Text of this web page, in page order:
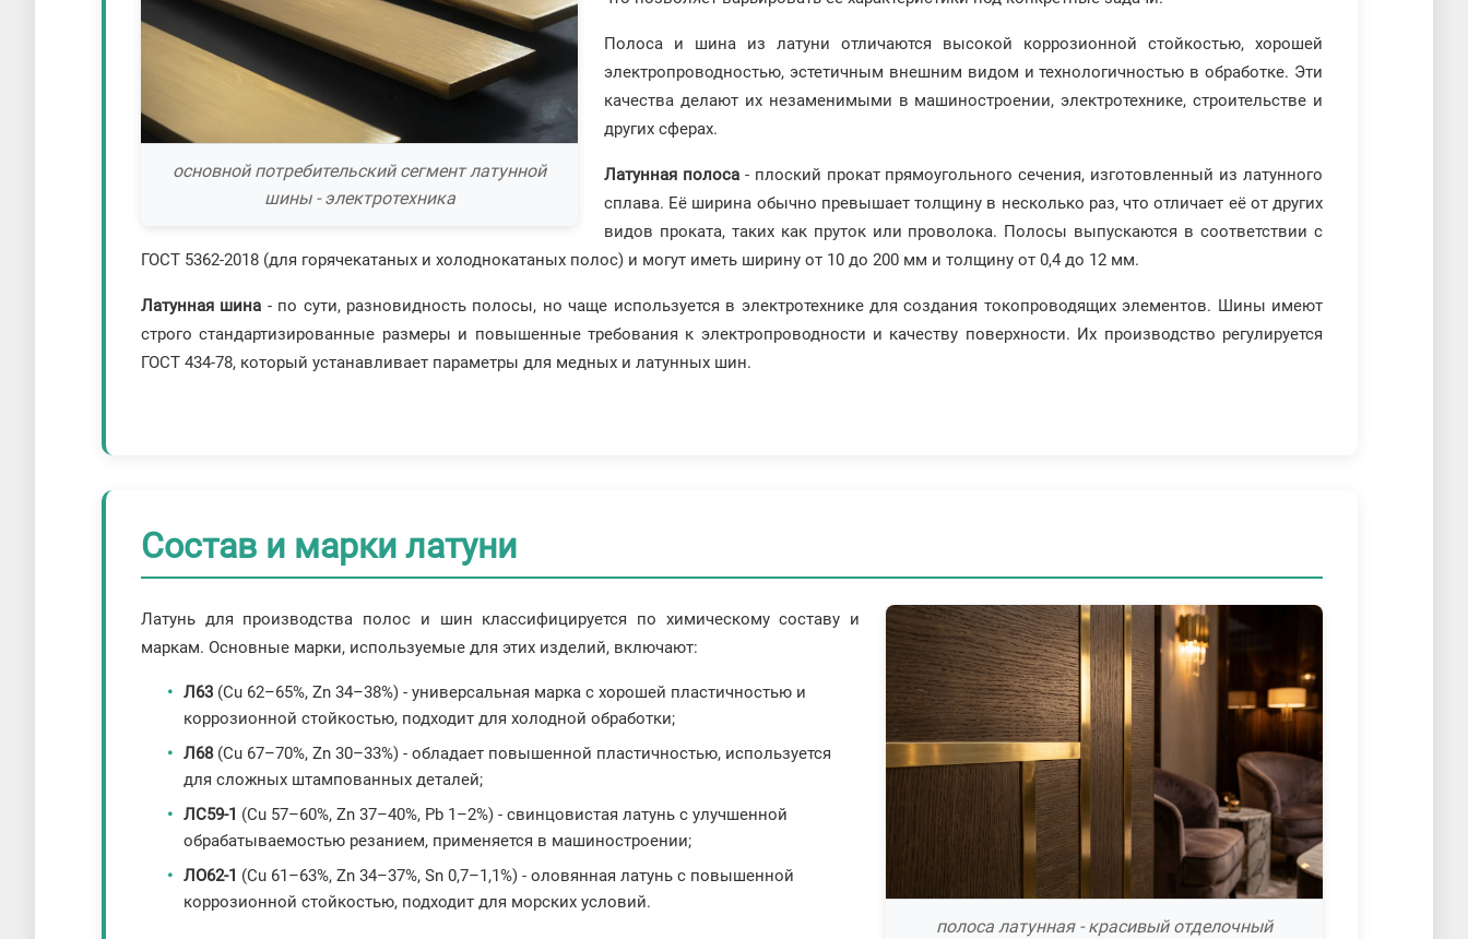
основной потребительский сегмент латунной
шины - электротехника
Полоса и шина из латуни отличаются высокой коррозионной стойкостью, хорошей
электропроводностью, эстетичным внешним видом и технологичностью в обработке. Эти
качества делают их незаменимыми в машиностроении, электротехнике, строительстве и
других сферах.
Латунная полоса- плоский прокат прямоугольного сечения, изготовленный из латунного
сплава. Её ширина обычно превышает толщину в несколько раз, что отличает её от других
видов проката, таких как пруток или проволока. Полосы выпускаются в соответствии с
ГОСТ 5362-2018 (для горячекатаных и холоднокатаных полос) и могут иметь ширину от 10 до 200 мм и толщину от 0,4 до 12 мм.
Латунная шина - по сути, разновидность полосы, но чаще используется в электротехнике для создания токопроводящих элементов. Шины имеют
строго стандартизированные размеры и повышенные требования к электропроводности и качеству поверхности. Их производство регулируется
ГОСТ 434-78, который устанавливает параметры для медных и латунных шин.
Состав и марки латуни
полоса латунная - красивый отделочный
Латунь для производства полос и шин классифицируется по химическому составу и
маркам. Основные марки, используемые для этих изделий, включают:
Л63 (Cu 62–65%, Zn 34–38%) - универсальная марка с хорошей пластичностью и
коррозионной стойкостью, подходит для холодной обработки;
Л68(Cu 67–70%, Zn 30–33%) - обладает повышенной пластичностью, используется
для сложных штампованных деталей;
ЛС59-1 (Cu 57–60%, Zn 37–40%, Pb 1–2%) - свинцовистая латунь с улучшенной
обрабатываемостью резанием, применяется в машиностроении;
ЛО62-1 (Cu 61–63%, Zn 34–37%, Sn 0,7–1,1%) - оловянная латунь с повышенной
коррозионной стойкостью, подходит для морских условий.